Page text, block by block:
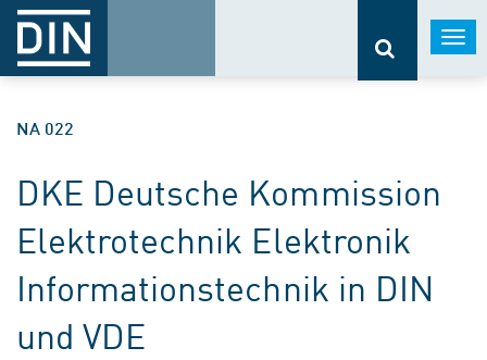
NA 022
DKE Deutsche Kommission
Elektrotechnik Elektronik
Informationstechnik in DIN
und VDE